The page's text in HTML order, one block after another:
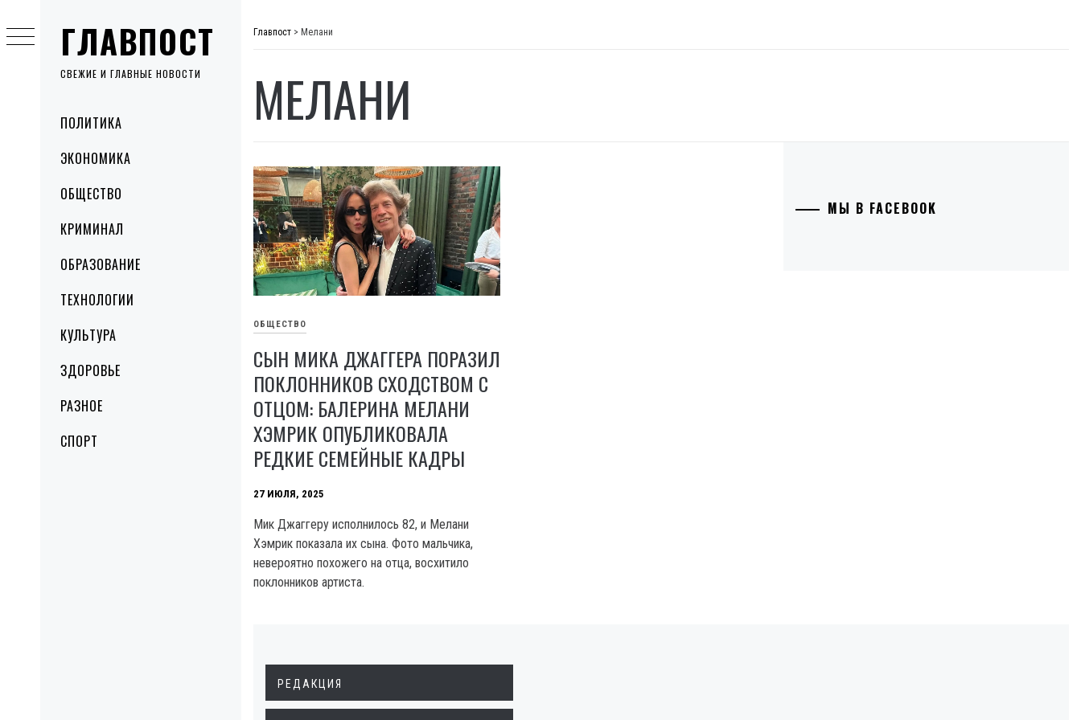
ГЛАВПОСТ
СВЕЖИЕ И ГЛАВНЫЕ НОВОСТИ
MenuПОЛИТИКА
ЭКОНОМИКА
ОБЩЕСТВО
КРИМИНАЛ
ОБРАЗОВАНИЕ
ТЕХНОЛОГИИ
КУЛЬТУРА
ЗДОРОВЬЕ
РАЗНОЕ
СПОРТ
to
content
Главпост > Мелани
МЕЛАНИ
ОБЩЕСТВО
СЫН МИКА ДЖАГГЕРА ПОРАЗИЛ
ПОКЛОННИКОВ СХОДСТВОМ С
ОТЦОМ: БАЛЕРИНА МЕЛАНИ
ХЭМРИК ОПУБЛИКОВАЛА
РЕДКИЕ СЕМЕЙНЫЕ КАДРЫ
27 ИЮЛЯ, 2025
Мик Джаггеру исполнилось 82, и Мелани
Хэмрик показала их сына. Фото мальчика,
невероятно похожего на отца, восхитило
поклонников артиста.
МЫ В FACEBOOK
РЕДАКЦИЯ